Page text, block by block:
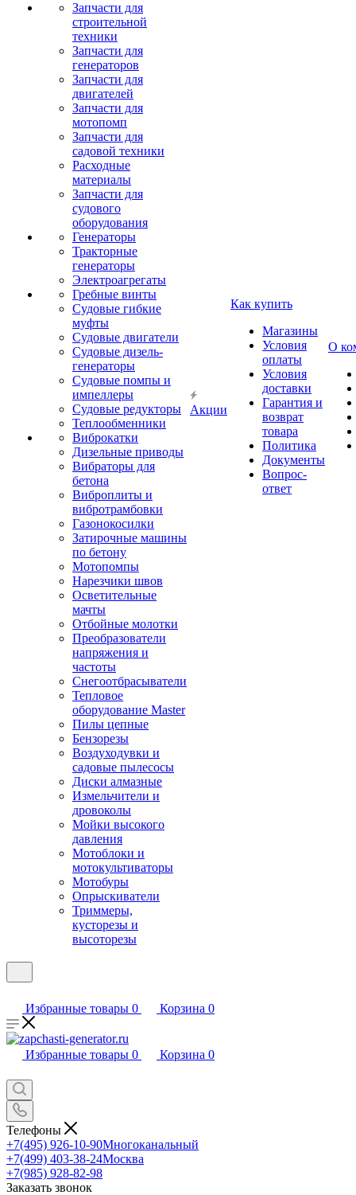
Запчасти для
строительной
техники
Запчасти для
генераторов
Запчасти для
двигателей
Запчасти для
мотопомп
Запчасти для
садовой техники
Расходные
материалы
Запчасти для
судового
оборудования
Генераторы
Тракторные
генераторы
Электроагрегаты
Гребные винты
Судовые гибкие
муфты
Судовые двигатели
Судовые дизель-
генераторы
Судовые помпы и
импеллеры
Судовые редукторы
Теплообменники
Виброкатки
Дизельные приводы
Вибраторы для
бетона
Виброплиты и
вибротрамбовки
Газонокосилки
Затирочные машины
по бетону
Мотопомпы
Нарезчики швов
Осветительные
мачты
Отбойные молотки
Преобразователи
напряжения и
частоты
Снегоотбрасыватели
Тепловое
оборудование Master
Пилы цепные
Бензорезы
Воздуходувки и
садовые пылесосы
Диски алмазные
Измельчители и
дровоколы
Мойки высокого
давления
Мотоблоки и
мотокультиваторы
Мотобуры
Опрыскиватели
Триммеры,
кусторезы и
высоторезы
Акции
Как купить
Магазины
Условия
оплаты
Условия
доставки
Гарантия и
возврат
товара
Политика
Документы
Вопрос-
ответ
О
Избранные товары 0 Корзина 0
Избранные товары 0 Корзина 0
Телефоны
+7(495) 926-10-90Многоканальный
+7(499) 403-38-24Москва
+7(985) 928-82-98
Заказать звонок